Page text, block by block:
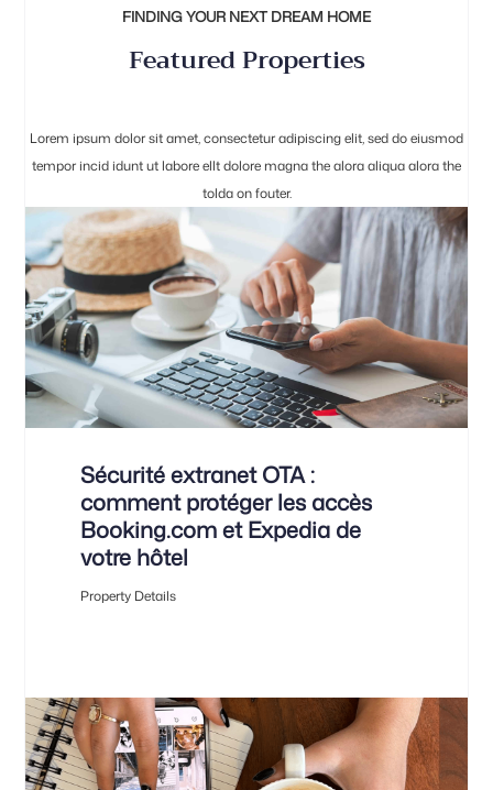
FINDING YOUR NEXT DREAM HOME
Featured Properties
Lorem ipsum dolor sit amet, consectetur adipiscing elit, sed do eiusmod
tempor incid idunt ut labore ellt dolore magna the alora aliqua alora the
tolda on fouter.
Sécurité extranet OTA :
comment protéger les accès
Booking.com et Expedia de
votre hôtel
Property Details